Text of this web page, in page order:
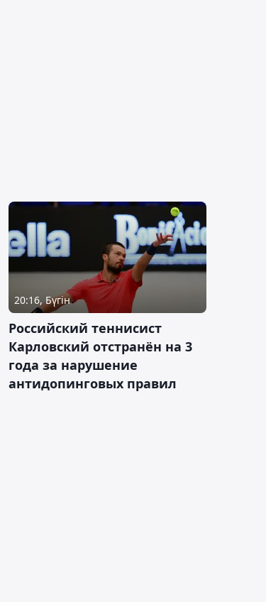
20:16, Бүгін
Российский теннисист
Карловский отстранён на 3
года за нарушение
антидопинговых правил